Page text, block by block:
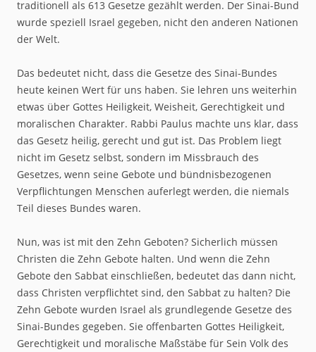
traditionell als 613 Gesetze gezählt werden. Der Sinai-Bund
wurde speziell Israel gegeben, nicht den anderen Nationen
der Welt.
Das bedeutet nicht, dass die Gesetze des Sinai-Bundes
heute keinen Wert für uns haben. Sie lehren uns weiterhin
etwas über Gottes Heiligkeit, Weisheit, Gerechtigkeit und
moralischen Charakter. Rabbi Paulus machte uns klar, dass
das Gesetz heilig, gerecht und gut ist. Das Problem liegt
nicht im Gesetz selbst, sondern im Missbrauch des
Gesetzes, wenn seine Gebote und bündnisbezogenen
Verpflichtungen Menschen auferlegt werden, die niemals
Teil dieses Bundes waren.
Nun, was ist mit den Zehn Geboten? Sicherlich müssen
Christen die Zehn Gebote halten. Und wenn die Zehn
Gebote den Sabbat einschließen, bedeutet das dann nicht,
dass Christen verpflichtet sind, den Sabbat zu halten? Die
Zehn Gebote wurden Israel als grundlegende Gesetze des
Sinai-Bundes gegeben. Sie offenbarten Gottes Heiligkeit,
Gerechtigkeit und moralische Maßstäbe für Sein Volk des